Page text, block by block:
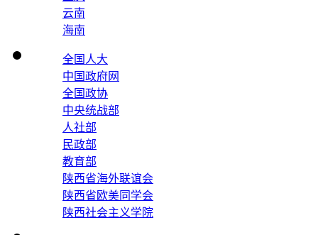
云南
海南
全国人大
中国政府网
全国政协
中央统战部
人社部
民政部
教育部
陕西省海外联谊会
陕西省欧美同学会
陕西社会主义学院